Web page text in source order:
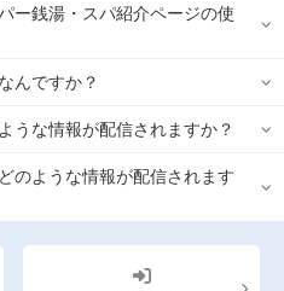
ー銭湯・スパ紹介ページの使
んですか？
うな情報が配信されますか？
のような情報が配信されます